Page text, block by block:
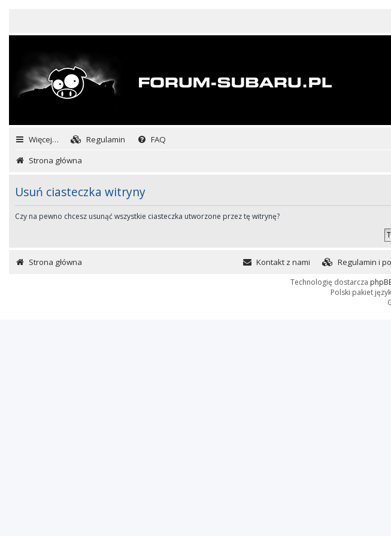
Więcej… Regulamin FAQ
Strona główna
Usuń ciasteczka witryny
Czy na pewno chcesz usunąć wszystkie ciasteczka utworzone przez tę witrynę?
Strona główna Regulamin i
Kontakt z nami
Technologię dostarcza
Polski pakiet